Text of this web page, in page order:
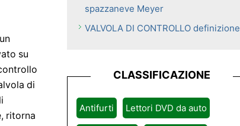
su
di
ritorna
spazzaneve Meyer
VALVOLA DI CONTROLLO definizione
CLASSIFICAZIONE
Antifurti Lettori DVD da auto